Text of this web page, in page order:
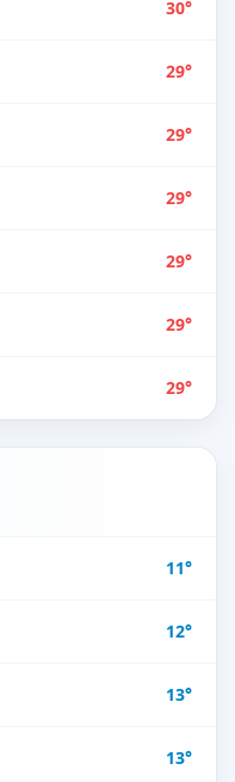
30°
29°
29°
29°
29°
29°
29°
11°
12°
13°
13°